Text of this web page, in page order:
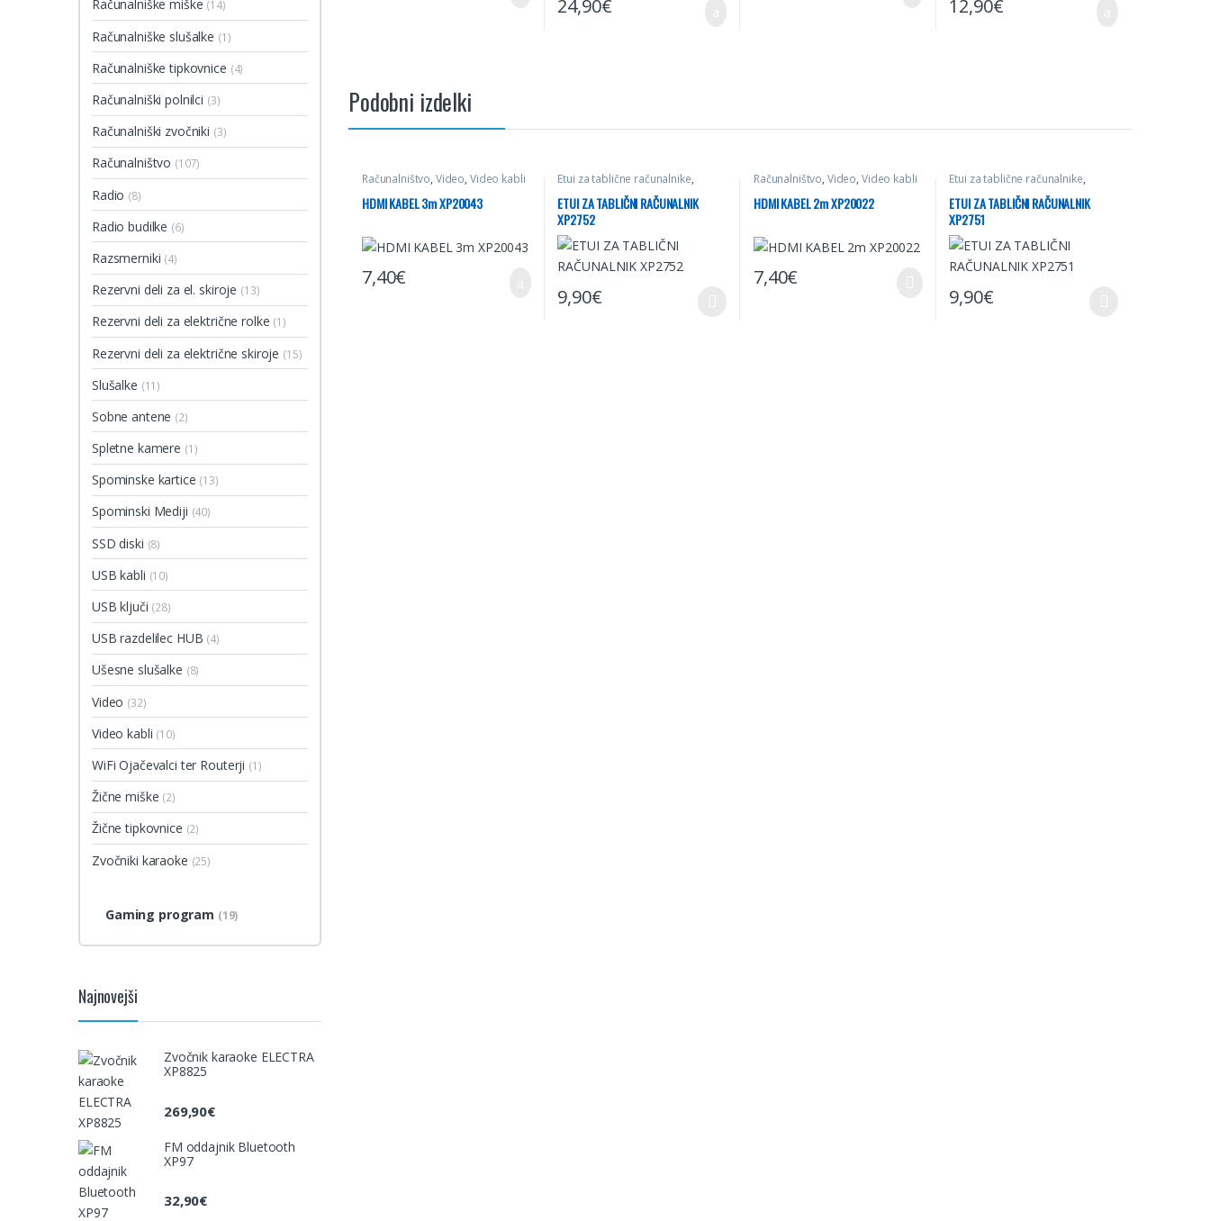
24,90€ 12,90€
Podobni izdelki
Računalništvo, Video, Video kabli
HDMI KABEL 3m XP20043
7,40€
Etui za tablične računalnike,
Računalništvo
ETUI ZA TABLIČNI RAČUNALNIK
XP2752
9,90€
Ta izdelek ima več različic. Možnosti lahko izberete na strani izdelka
Računalništvo, Video, Video kabli
HDMI KABEL 2m XP20022
7,40€
Etui za tablične računalnike,
Računalništvo
ETUI ZA TABLIČNI RAČUNALNIK
XP2751
9,90€
Ta izdelek ima več različic. Možnosti lahko
Računalniške miške (14)
Računalniške slušalke (1)
Računalniške tipkovnice (4)
Računalniški polnilci (3)
Računalniški zvočniki (3)
Računalništvo (107)
Radio (8)
Radio budilke (6)
Razsmerniki (4)
Rezervni deli za el. skiroje (13)
Rezervni deli za električne rolke (1)
Rezervni deli za električne skiroje (15)
Slušalke (11)
Sobne antene (2)
Spletne kamere (1)
Spominske kartice (13)
Spominski Mediji (40)
SSD diski (8)
USB kabli (10)
USB ključi (28)
USB razdelilec HUB (4)
Ušesne slušalke (8)
Video (32)
Video kabli (10)
WiFi Ojačevalci ter Routerji (1)
Žične miške (2)
Žične tipkovnice (2)
Zvočniki karaoke (25)
Gaming program (19)
Najnovejši
Zvočnik karaoke ELECTRA
XP8825
269,90€
FM oddajnik Bluetooth
XP97
32,90€